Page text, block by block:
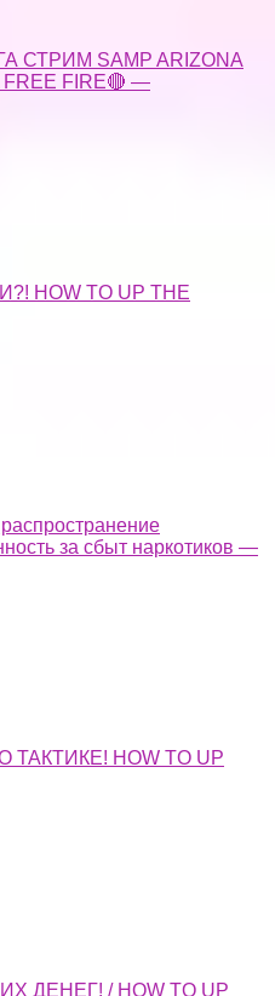
SAMP ARIZONA
FREE FIRE🔴 —
HOW TO UP THE
за сбыт наркотиков —
HOW TO UP
ДЕНЕГ! / HOW TO UP